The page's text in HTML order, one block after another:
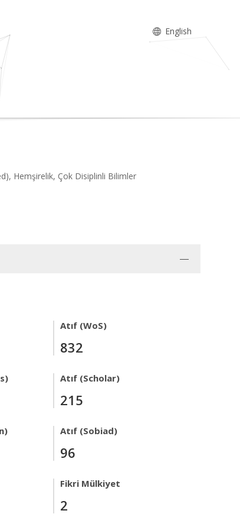
English
Hemşirelik, Çok Disiplinli Bilimler
Atıf (WoS)
832
Atıf (Scholar)
215
Atıf (Sobiad)
96
Fikri Mülkiyet
2